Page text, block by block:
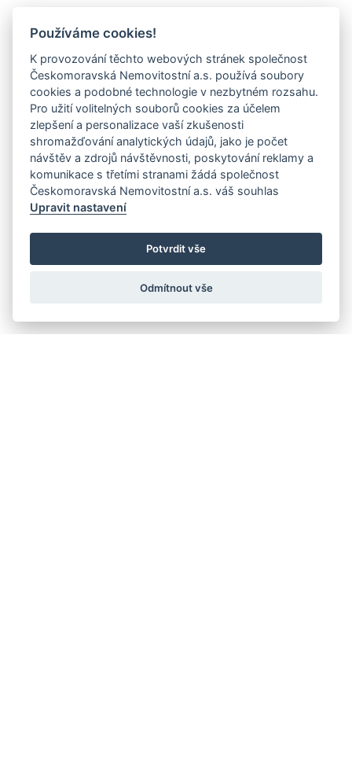
Používáme cookies!
K provozování těchto webových stránek společnost
Českomoravská Nemovitostní a.s. používá soubory
cookies a podobné technologie v nezbytném rozsahu.
Pro užití volitelných souborů cookies za účelem
zlepšení a personalizace vaší zkušenosti
shromažďování analytických údajů, jako je počet
návštěv a zdrojů návštěvnosti, poskytování reklamy a
komunikace s třetími stranami žádá společnost
Českomoravská Nemovitostní a.s. váš souhlas
Upravit nastavení
Potvrdit vše
Odmítnout vše